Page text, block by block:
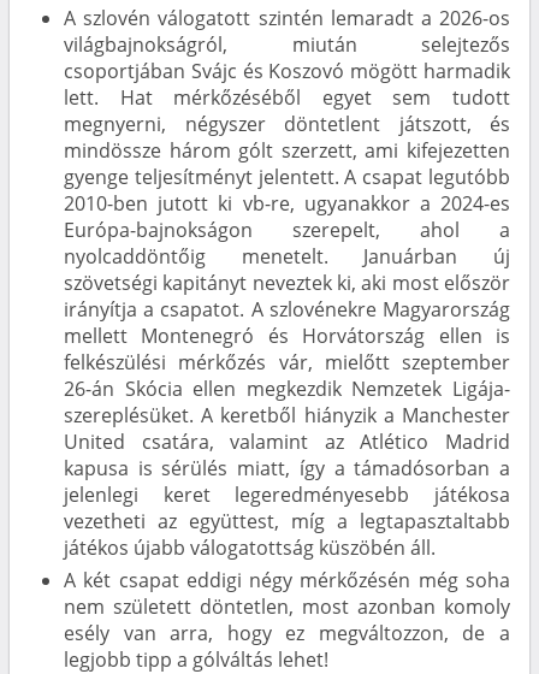
A szlovén válogatott szintén lemaradt a 2026-os
világbajnokságról, miután selejtezős
csoportjában Svájc és Koszovó mögött harmadik
lett. Hat mérkőzéséből egyet sem tudott
megnyerni, négyszer döntetlent játszott, és
mindössze három gólt szerzett, ami kifejezetten
gyenge teljesítményt jelentett. A csapat legutóbb
2010-ben jutott ki vb-re, ugyanakkor a 2024-es
Európa-bajnokságon szerepelt, ahol a
nyolcaddöntőig menetelt. Januárban új
szövetségi kapitányt neveztek ki, aki most először
irányítja a csapatot. A szlovénekre Magyarország
mellett Montenegró és Horvátország ellen is
felkészülési mérkőzés vár, mielőtt szeptember
26-án Skócia ellen megkezdik Nemzetek Ligája-
szereplésüket. A keretből hiányzik a Manchester
United csatára, valamint az Atlético Madrid
kapusa is sérülés miatt, így a támadósorban a
jelenlegi keret legeredményesebb játékosa
vezetheti az együttest, míg a legtapasztaltabb
játékos újabb válogatottság küszöbén áll.
A két csapat eddigi négy mérkőzésén még soha
nem született döntetlen, most azonban komoly
esély van arra, hogy ez megváltozzon, de a
legjobb tipp a gólváltás lehet!